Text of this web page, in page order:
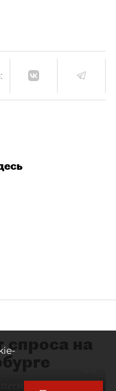
спроса на
/ FOTODOM